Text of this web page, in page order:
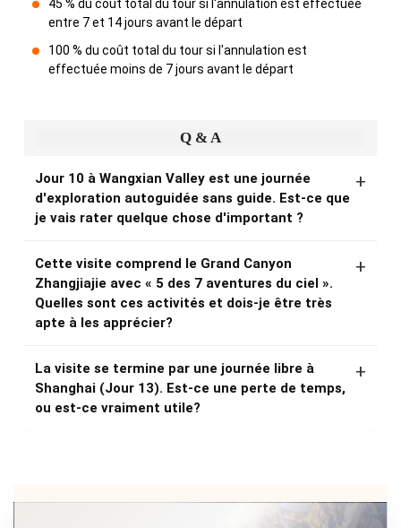
45 % du coût total du tour si l'annulation est effectuée
entre 7 et 14 jours avant le départ
100 % du coût total du tour si l'annulation est
effectuée moins de 7 jours avant le départ
Q & A
Jour 10 à Wangxian Valley est une journée
d'exploration autoguidée sans guide. Est-ce que
je vais rater quelque chose d'important ?
Cette visite comprend le Grand Canyon
Zhangjiajie avec « 5 des 7 aventures du ciel ».
Quelles sont ces activités et dois-je être très
apte à les apprécier?
La visite se termine par une journée libre à
Shanghai (Jour 13). Est-ce une perte de temps,
ou est-ce vraiment utile?